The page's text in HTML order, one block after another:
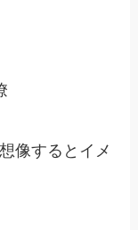
像するとイメ